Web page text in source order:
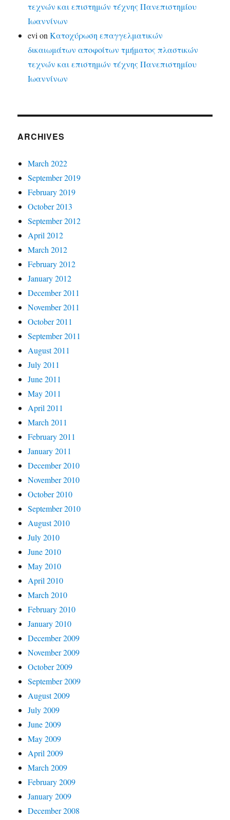
τεχνών και επιστημών τέχνης Πανεπιστημίου
Ιωαννίνων
evi onΚατοχύρωση επαγγελματικών
δικαιωμάτων αποφοίτων τμήματος πλαστικών
τεχνών και επιστημών τέχνης Πανεπιστημίου
Ιωαννίνων
ARCHIVES
March 2022
September 2019
February 2019
October 2013
September 2012
April 2012
March 2012
February 2012
January 2012
December 2011
November 2011
October 2011
September 2011
August 2011
July 2011
June 2011
May 2011
April 2011
March 2011
February 2011
January 2011
December 2010
November 2010
October 2010
September 2010
August 2010
July 2010
June 2010
May 2010
April 2010
March 2010
February 2010
January 2010
December 2009
November 2009
October 2009
September 2009
August 2009
July 2009
June 2009
May 2009
April 2009
March 2009
February 2009
January 2009
December 2008